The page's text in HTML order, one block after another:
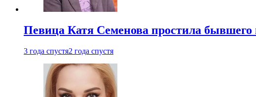
Певица Катя Семенова простила
3 года спустя2 года спустя